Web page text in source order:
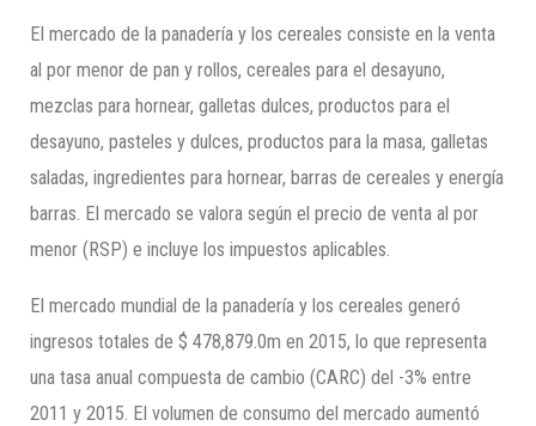
El mercado de la panadería y los cereales consiste en la venta
al por menor de pan y rollos, cereales para el desayuno,
mezclas para hornear, galletas dulces, productos para el
desayuno, pasteles y dulces, productos para la masa, galletas
saladas, ingredientes para hornear, barras de cereales y energía
barras. El mercado se valora según el precio de venta al por
menor (RSP) e incluye los impuestos aplicables.
El mercado mundial de la panadería y los cereales generó
ingresos totales de $ 478,879.0m en 2015, lo que representa
una tasa anual compuesta de cambio (CARC) del -3% entre
2011 y 2015. El volumen de consumo del mercado aumentó